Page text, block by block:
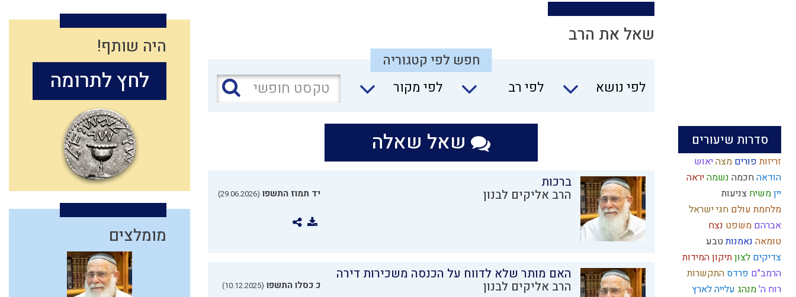
סדרות שיעורים
זריזותפורים מצהיאוש
הודאהחכמה נשמהיראה
ייןמשיח צניעות
מלחמת עולם חגי ישראל
אברהם משפט נצח
טומאה נאמנותטבע
צדיקים לצוןתיקון המידות
הרמב"ם פרדס התקשרות
רוח ה'מנהג עלייה לארץ
שאל את הרב
חפש לפי קטגוריה
לפי נושא
לפי רב לפי מקור
שאל שאלה
ברכות
הרב אליקים לבנון יד תמוז התשפו (29.06.2026)
האם מותר שלא לדווח על הכנסה משכירות דירה
הרב אליקים לבנון כ כסלו התשפו (10.12.2025)
היה שותף!
לחץ לתרומה
מומלצים